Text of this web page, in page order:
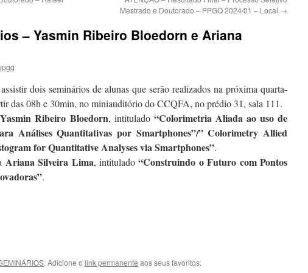
Mestrado e Doutorado – PPGQ 2024/01 – Local →
– Yasmin Ribeiro Bloedorn e Ariana
dois seminários de alunas que serão realizados na próxima quarta-
das 08h e 30min, no miniauditório do CCQFA, no prédio 31, sala 111.
Yasmin Ribeiro Bloedorn, intitulado “Colorimetria Aliada ao uso de
Análises Quantitativas por Smartphones”/” Colorimetry Allied
for Quantitative Analyses via Smartphones”.
Ariana Silveira Lima, intitulado“Construindo o Futuro com Pontos
.
. Adicione o link permanente aos seus favoritos.